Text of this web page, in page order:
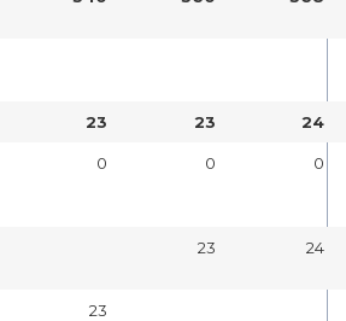
23 23 24
0 0 0
23 24
23